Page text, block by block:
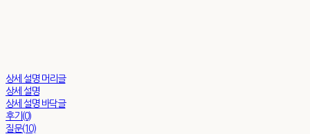
상세 설명 머리글
상세 설명
상세 설명 바닥글
후기(0)
질문(10)